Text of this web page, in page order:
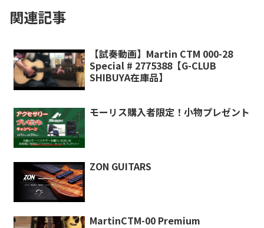
関連記事
【試奏動画】Martin CTM 000-28
Special # 2775388【G-CLUB
SHIBUYA在庫品】
モーリス購入者限定！小物プレゼント
ZON GUITARS
MartinCTM-00 Premium